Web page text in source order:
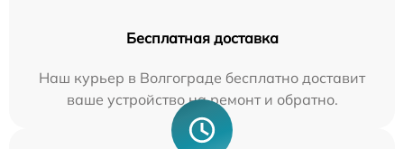
Бесплатная доставка
Наш курьер в Волгограде бесплатно доставит
ваше устройство на ремонт и обратно.